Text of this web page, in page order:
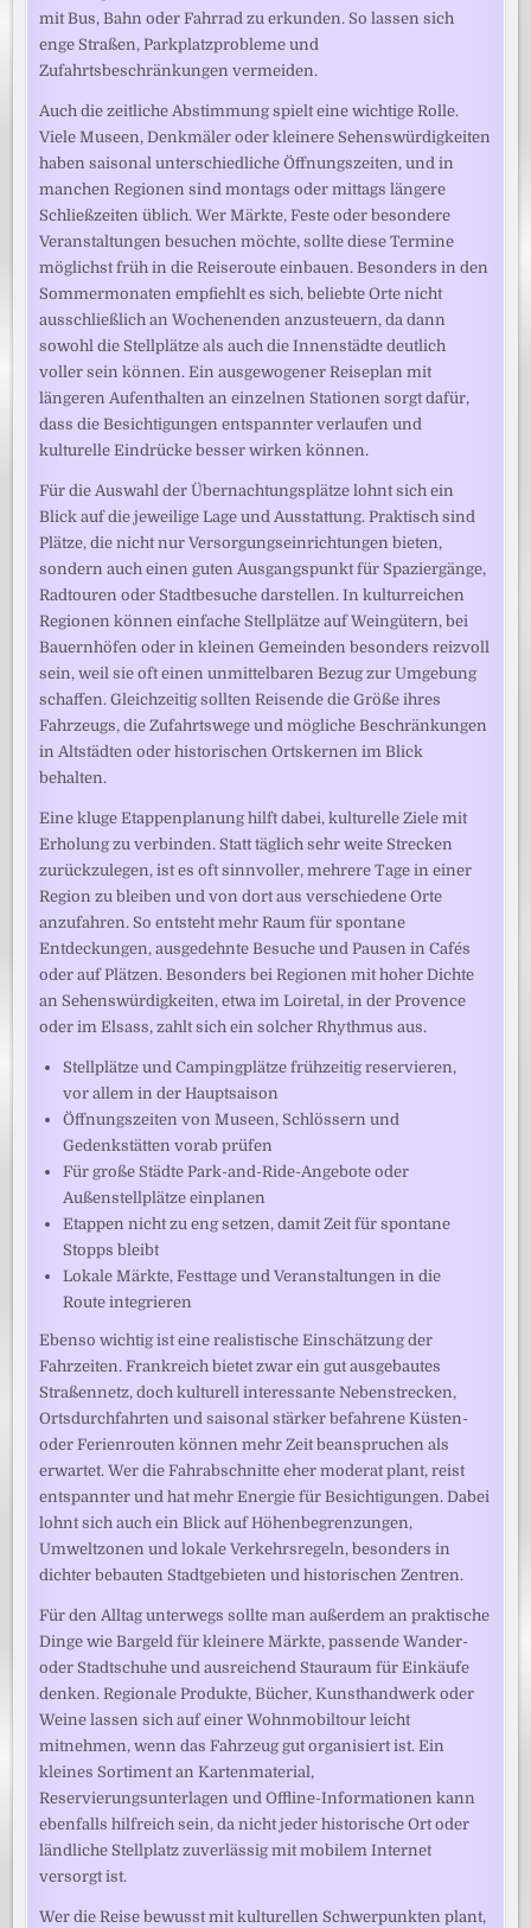
mit Bus, Bahn oder Fahrrad zu erkunden. So lassen sich
enge Straßen, Parkplatzprobleme und
Zufahrtsbeschränkungen vermeiden.
Auch die zeitliche Abstimmung spielt eine wichtige Rolle.
Viele Museen, Denkmäler oder kleinere Sehenswürdigkeiten
haben saisonal unterschiedliche Öffnungszeiten, und in
manchen Regionen sind montags oder mittags längere
Schließzeiten üblich. Wer Märkte, Feste oder besondere
Veranstaltungen besuchen möchte, sollte diese Termine
möglichst früh in die Reiseroute einbauen. Besonders in den
Sommermonaten empfiehlt es sich, beliebte Orte nicht
ausschließlich an Wochenenden anzusteuern, da dann
sowohl die Stellplätze als auch die Innenstädte deutlich
voller sein können. Ein ausgewogener Reiseplan mit
längeren Aufenthalten an einzelnen Stationen sorgt dafür,
dass die Besichtigungen entspannter verlaufen und
kulturelle Eindrücke besser wirken können.
Für die Auswahl der Übernachtungsplätze lohnt sich ein
Blick auf die jeweilige Lage und Ausstattung. Praktisch sind
Plätze, die nicht nur Versorgungseinrichtungen bieten,
sondern auch einen guten Ausgangspunkt für Spaziergänge,
Radtouren oder Stadtbesuche darstellen. In kulturreichen
Regionen können einfache Stellplätze auf Weingütern, bei
Bauernhöfen oder in kleinen Gemeinden besonders reizvoll
sein, weil sie oft einen unmittelbaren Bezug zur Umgebung
schaffen. Gleichzeitig sollten Reisende die Größe ihres
Fahrzeugs, die Zufahrtswege und mögliche Beschränkungen
in Altstädten oder historischen Ortskernen im Blick
behalten.
Eine kluge Etappenplanung hilft dabei, kulturelle Ziele mit
Erholung zu verbinden. Statt täglich sehr weite Strecken
zurückzulegen, ist es oft sinnvoller, mehrere Tage in einer
Region zu bleiben und von dort aus verschiedene Orte
anzufahren. So entsteht mehr Raum für spontane
Entdeckungen, ausgedehnte Besuche und Pausen in Cafés
oder auf Plätzen. Besonders bei Regionen mit hoher Dichte
an Sehenswürdigkeiten, etwa im Loiretal, in der Provence
oder im Elsass, zahlt sich ein solcher Rhythmus aus.
Stellplätze und Campingplätze frühzeitig reservieren,
vor allem in der Hauptsaison
Öffnungszeiten von Museen, Schlössern und
Gedenkstätten vorab prüfen
Für große Städte Park-and-Ride-Angebote oder
Außenstellplätze einplanen
Etappen nicht zu eng setzen, damit Zeit für spontane
Stopps bleibt
Lokale Märkte, Festtage und Veranstaltungen in die
Route integrieren
Ebenso wichtig ist eine realistische Einschätzung der
Fahrzeiten. Frankreich bietet zwar ein gut ausgebautes
Straßennetz, doch kulturell interessante Nebenstrecken,
Ortsdurchfahrten und saisonal stärker befahrene Küsten-
oder Ferienrouten können mehr Zeit beanspruchen als
erwartet. Wer die Fahrabschnitte eher moderat plant, reist
entspannter und hat mehr Energie für Besichtigungen. Dabei
lohnt sich auch ein Blick auf Höhenbegrenzungen,
Umweltzonen und lokale Verkehrsregeln, besonders in
dichter bebauten Stadtgebieten und historischen Zentren.
Für den Alltag unterwegs sollte man außerdem an praktische
Dinge wie Bargeld für kleinere Märkte, passende Wander-
oder Stadtschuhe und ausreichend Stauraum für Einkäufe
denken. Regionale Produkte, Bücher, Kunsthandwerk oder
Weine lassen sich auf einer Wohnmobiltour leicht
mitnehmen, wenn das Fahrzeug gut organisiert ist. Ein
kleines Sortiment an Kartenmaterial,
Reservierungsunterlagen und Offline-Informationen kann
ebenfalls hilfreich sein, da nicht jeder historische Ort oder
ländliche Stellplatz zuverlässig mit mobilem Internet
versorgt ist.
Wer die Reise bewusst mit kulturellen Schwerpunkten plant,